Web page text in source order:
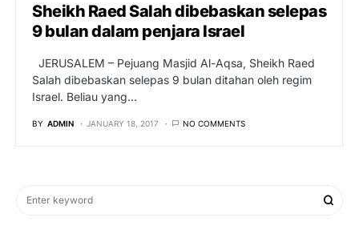
Sheikh Raed Salah dibebaskan selepas
9 bulan dalam penjara Israel
JERUSALEM – Pejuang Masjid Al-Aqsa, Sheikh Raed
Salah dibebaskan selepas 9 bulan ditahan oleh regim
Israel. Beliau yang…
BY ADMIN JANUARY 18, 2017 NO COMMENTS